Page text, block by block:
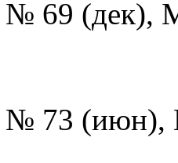
69 (дек),
№ 73